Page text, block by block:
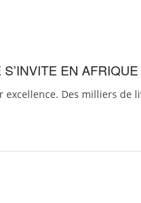
EN
Des milliers de